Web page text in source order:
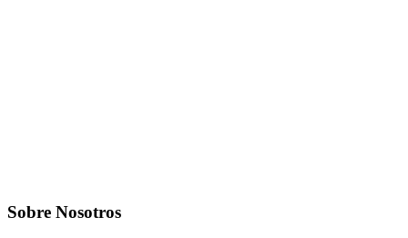
Sobre Nosotros